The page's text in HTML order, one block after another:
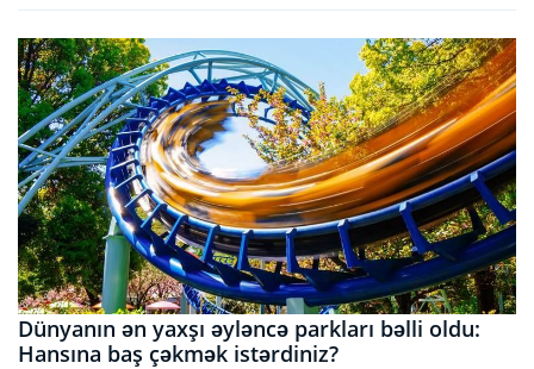
Dünyanın ən yaxşı əyləncə parkları bəlli oldu:
Hansına baş çəkmək istərdiniz?